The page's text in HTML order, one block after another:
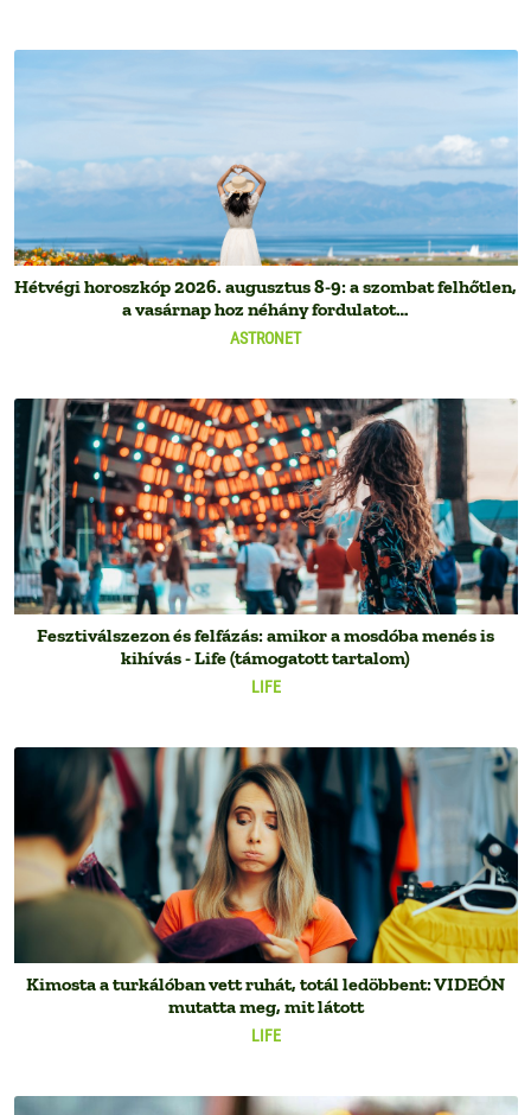
ASTRONET
Hétvégi horoszkóp 2026. augusztus 8-9: a szombat felhőtlen,
a vasárnap hoz néhány fordulatot…
LIFE
Fesztiválszezon és felfázás: amikor a mosdóba menés is
kihívás - Life (támogatott tartalom)
LIFE
Kimosta a turkálóban vett ruhát, totál ledöbbent: VIDEÓN
mutatta meg, mit látott